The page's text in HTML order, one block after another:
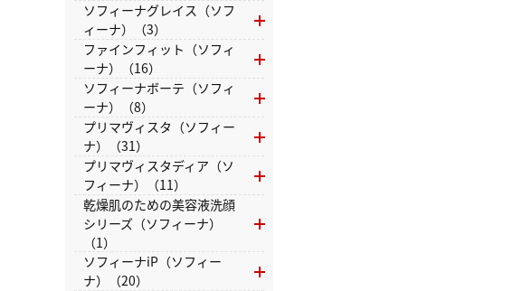
ソフィーナグレイス（ソフ
ィーナ）（3）
ファインフィット（ソフィ
ーナ）（16）
ソフィーナボーテ（ソフィ
ーナ）（8）
プリマヴィスタ（ソフィー
ナ）（31）
プリマヴィスタディア（ソ
フィーナ）（11）
乾燥肌のための美容液洗顔
シリーズ（ソフィーナ）
（1）
ソフィーナiP（ソフィー
ナ）（20）